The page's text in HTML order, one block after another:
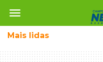
menu
Mais lidas